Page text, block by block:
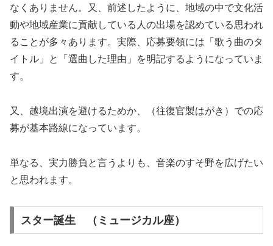
なくありません。又、前述したように、 地域の中で文化活
動や地域産業に貢献している人の出場を認めている思われ
ることが多々あります。実際、応募要領には「 歌う曲のタ
イトル」と「選曲した理由」
を明記するようになっていま
す。
又、越境出演を避けるためか、（往復官製はがき） での応
募が基本路線になっています。
単なる、実力勝負と言うよりも、 音楽のすそ野を広げたい
と思われます。
スター誕生 （ミュージカル座）